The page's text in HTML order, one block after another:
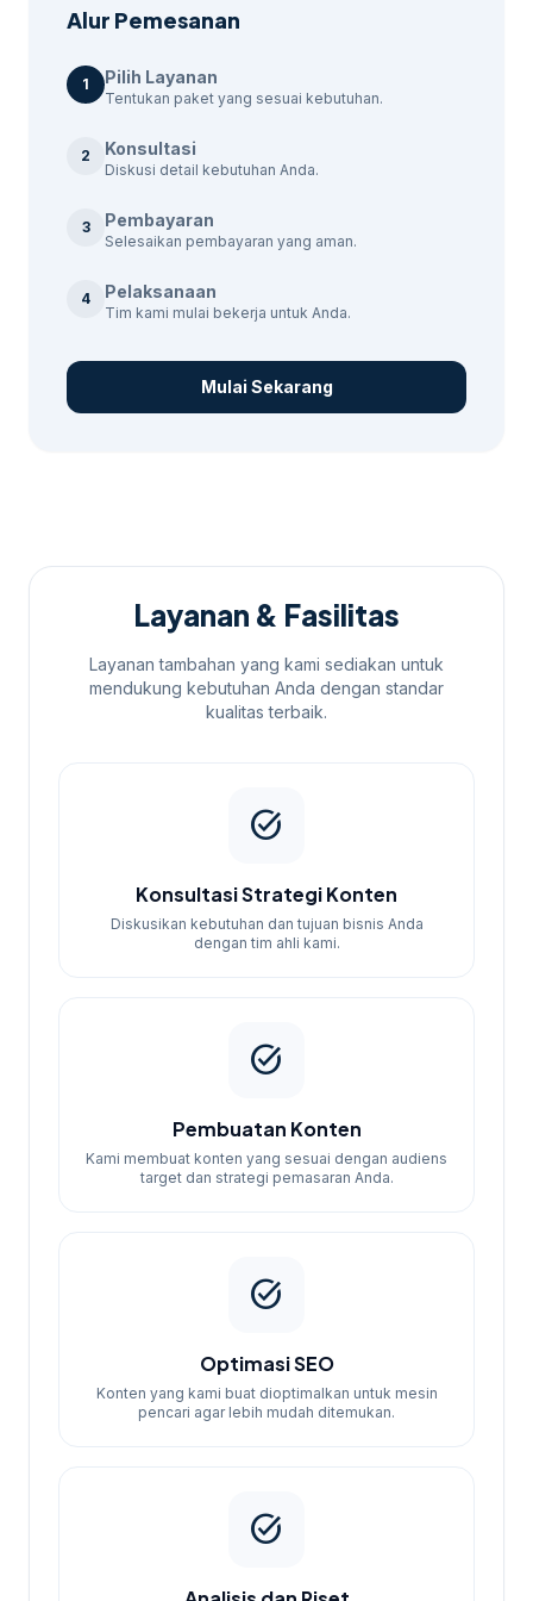
mendiskusikan kebutuhan dan tujuan
bisnis Anda.
Pembuatan Konten:Tim kami akan
strategi pemasaran Anda.
proses QC yang ketat untuk memastikan
Pengiriman dan Evaluasi:
dikirim dan dievaluasi untuk hasil yang
optimal.
Paket Jasa Kami
SEO
Rp500.000
1
Audit ringan,
Riset keyword
(10), Optimasi
1
(20), Optimasi
on-page (10
Rp1.500.000
bulan
Audit +
roadmap,
Riset keyword
Laporan
3
page (35
Alur Pemesanan
1 Pilih Layanan
Tentukan paket yang sesuai kebutuhan.
2 Konsultasi
Diskusi detail kebutuhan Anda.
3 Pembayaran
Selesaikan pembayaran yang aman.
4 Pelaksanaan
Tim kami mulai bekerja untuk Anda.
Mulai Sekarang
Layanan & Fasilitas
Layanan tambahan yang kami sediakan untuk
mendukung kebutuhan Anda dengan standar
kualitas terbaik.
task_alt
Konsultasi Strategi Konten
Diskusikan kebutuhan dan tujuan bisnis Anda
dengan tim ahli kami.
task_alt
Pembuatan Konten
Kami membuat konten yang sesuai dengan audiens
target dan strategi pemasaran Anda.
task_alt
Optimasi SEO
Konten yang kami buat dioptimalkan untuk mesin
pencari agar lebih mudah ditemukan.
task_alt